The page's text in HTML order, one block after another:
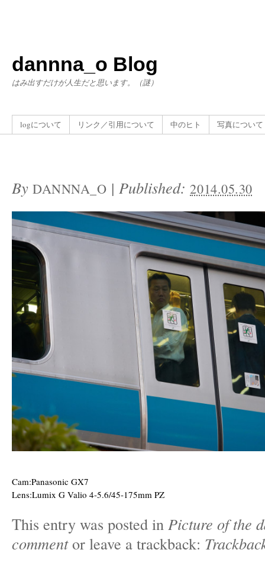
dannna_o Blog
はみ出すだけが人生だと思います。（謎）
logについて リンク／引用について 中のヒト 写真について
By DANNNA_O |Published:2014.05.30
Cam:Panasonic GX7
Lens:Lumix G Valio 4-5.6/45-175mm PZ
This entry was posted in Picture of the
commentor leave a trackback: